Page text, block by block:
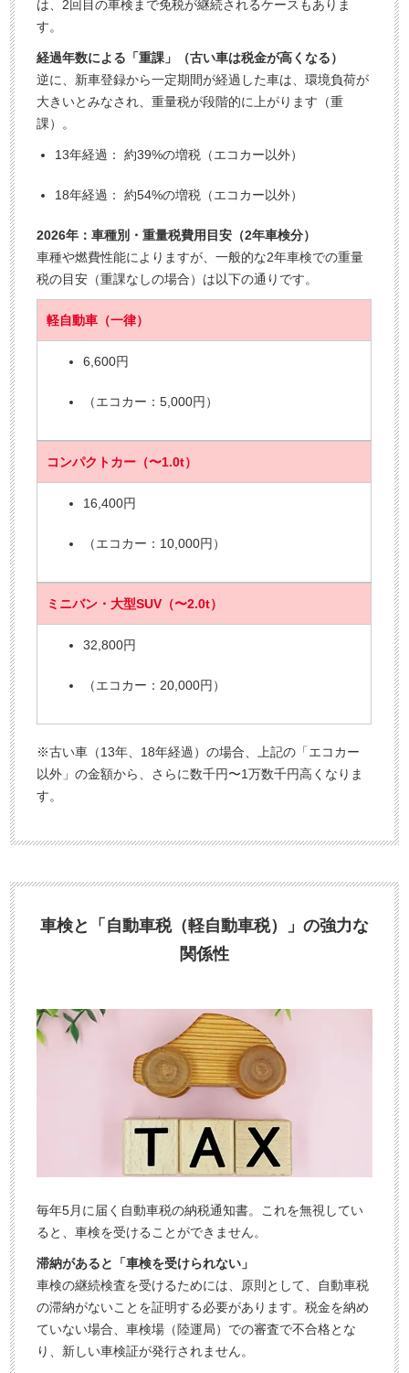
は、2回目の車検まで免税が継続されるケースもありま
す。
経過年数による「重課」（古い車は税金が高くなる）
逆に、新車登録から一定期間が経過した車は、環境負荷が
大きいとみなされ、重量税が段階的に上がります（重
課）。
13年経過： 約39%の増税（エコカー以外）
18年経過： 約54%の増税（エコカー以外）
2026年：車種別・重量税費用目安（2年車検分）
車種や燃費性能によりますが、一般的な2年車検での重量
税の目安（重課なしの場合）は以下の通りです。
軽自動車（一律）
6,600円
（エコカー：5,000円）
コンパクトカー（〜1.0t）
16,400円
（エコカー：10,000円）
ミニバン・大型SUV（〜2.0t）
32,800円
（エコカー：20,000円）
※古い車（13年、18年経過）の場合、上記の「エコカー
以外」の金額から、さらに数千円〜1万数千円高くなりま
す。
車検と「自動車税（軽自動車税）」の強力な
関係性
毎年5月に届く自動車税の納税通知書。これを無視してい
ると、車検を受けることができません。
滞納があると「車検を受けられない」
車検の継続検査を受けるためには、原則として、自動車税
の滞納がないことを証明する必要があります。税金を納め
ていない場合、車検場（陸運局）での審査で不合格とな
り、新しい車検証が発行されません。